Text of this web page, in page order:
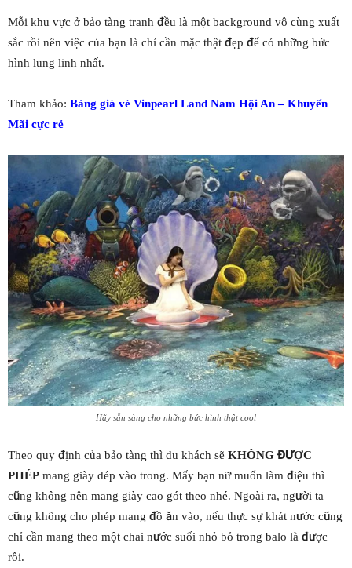
Mỗi khu vực ở bảo tàng tranh đều là một background vô cùng xuất
sắc rồi nên việc của bạn là chỉ cần mặc thật đẹp để có những bức
hình lung linh nhất.
Tham khảo: Bảng giá vé Vinpearl Land Nam Hội An – Khuyến
Mãi cực rẻ
Hãy sẵn sàng cho những bức hình thật cool
Theo quy định của bảo tàng thì du khách sẽ KHÔNG ĐƯỢC
PHÉP mang giày dép vào trong. Mấy bạn nữ muốn làm điệu thì
cũng không nên mang giày cao gót theo nhé. Ngoài ra, người ta
cũng không cho phép mang đồ ăn vào, nếu thực sự khát nước cũng
chỉ cần mang theo một chai nước suối nhỏ bỏ trong balo là được
rồi.